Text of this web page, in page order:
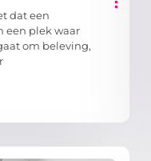
dat een
een plek waar
om beleving,